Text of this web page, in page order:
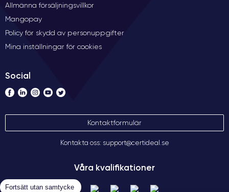
Allmänna försäljningsvillkor
Mangopay
Policy för skydd av personuppgifter
Mina inställningar för cookies
Social
Kontaktformulär
Kontakta oss: support@certideal.se
Våra kvalifikationer
Fortsätt utan samtycke